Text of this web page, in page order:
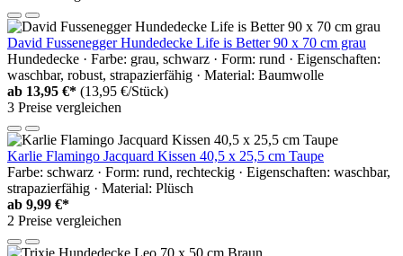
David Fussenegger Hundedecke Life is Better 90 x 70 cm grau
Hundedecke · Farbe: grau, schwarz · Form: rund · Eigenschaften:
waschbar, robust, strapazierfähig · Material: Baumwolle
ab 13,95 €* (13,95 €/Stück)
3 Preise vergleichen
Karlie Flamingo Jacquard Kissen 40,5 x 25,5 cm Taupe
Farbe: schwarz · Form: rund, rechteckig · Eigenschaften: waschbar,
strapazierfähig · Material: Plüsch
ab 9,99 €*
2 Preise vergleichen